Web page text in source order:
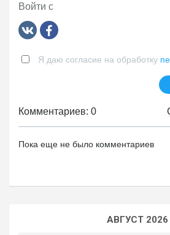
Войти с
Я даю согласие на обработку
Комментариев: 0
Пока еще не было комментариев
АВГУСТ 2026